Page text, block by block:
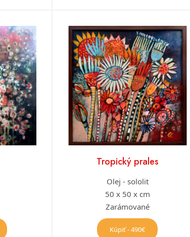
Tropický prales
Olej - sololit
50 x 50 x cm
Zarámované
Kúpiť - 490€